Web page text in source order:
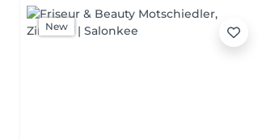
New